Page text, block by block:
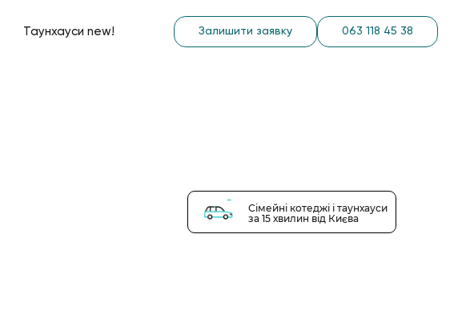
Таунхауси new! Залишити заявку 063 118 45 38
Сімейні котеджі і таунхауси
за 15 хвилин від Києва